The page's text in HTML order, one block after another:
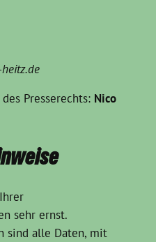
Presserechts: Nico
sehr ernst.
sind alle Daten, mit